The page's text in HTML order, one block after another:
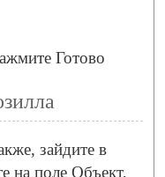
Готово
зайдите в
на поле Объект,